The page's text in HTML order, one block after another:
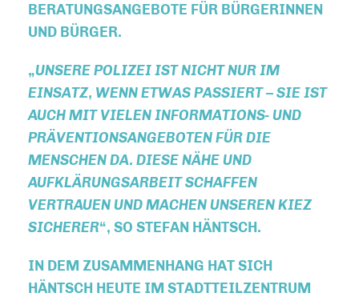
ERATUNGSANGEBOTE FÜR BÜRGERINNEN U
ND BÜRGER.
UNSERE POLIZEI IST NICHT NUR IM
EINSATZ, WENN ETWAS PASSIERT – SIE IST
AUCH MIT VIELEN INFORMATIONS- UND
PRÄVENTIONSANGEBOTEN FÜR DIE
MENSCHEN DA. DIESE NÄHE UND
AUFKLÄRUNGSARBEIT SCHAFFEN
VERTRAUEN UND MACHEN UNSEREN KIEZ
SICHERER“, SO STEFAN HÄNTSCH.
IN DEM ZUSAMMENHANG HAT SICH
HÄNTSCH HEUTE IM STADTTEILZENTRUM